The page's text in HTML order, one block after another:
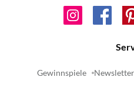
Gewinnspiele Newsletter